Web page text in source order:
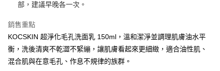
台新國際商業銀行
ATM付款
貨到付款
運送方式
全家取貨付款
部，建議早晚各一次。
銷售重點
KOCSKIN 超淨化毛孔洗面乳 150ml，溫和潔淨並調理肌膚油水平
衡，洗後清爽不乾澀不緊繃，讓肌膚看起來更細緻，適合油性肌、
混合肌與在意毛孔、作息不規律的族群。